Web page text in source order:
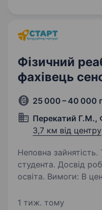
та третій…
Фізичний
фахівець
25 000 – 40 000
Перекатий Г.М.,
3,7 км від центру
Неповна зайнятість.
студента. Досвід
освіта. Вимоги: В центр розвитку і соціалізації
моторного розвитку. Досвід в сфері
1 тиж. тому